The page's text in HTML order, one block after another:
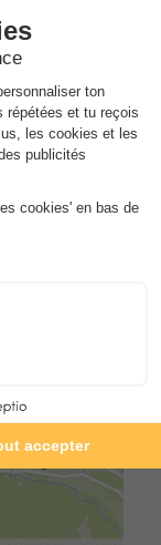
de jeux avec
la salle de
Les
tennis, pétanque
par semaine aux
sur place un bar,
en vous